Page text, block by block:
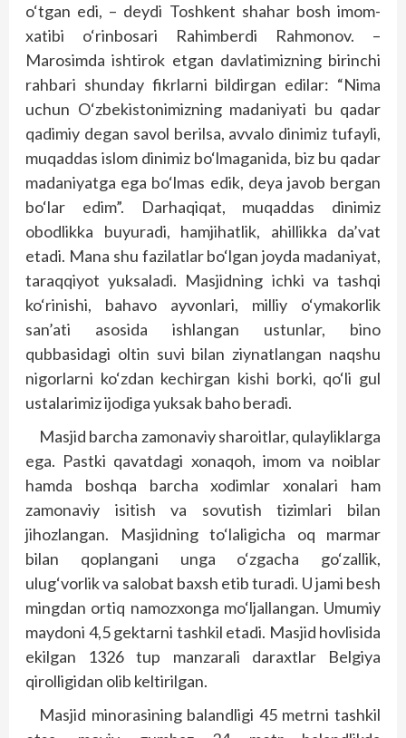
o‘tgan edi, – deydi Toshkent shahar bosh imom-
xatibi o‘rinbosari Rahimberdi Rahmonov. –
Marosimda ishtirok etgan davlatimizning birinchi
rahbari shunday fikrlarni bildirgan edilar: “Nima
uchun O‘zbekistonimizning madaniyati bu qadar
qadimiy degan savol berilsa, avvalo dinimiz tufayli,
muqaddas islom dinimiz bo‘lmaganida, biz bu qadar
madaniyatga ega bo‘lmas edik, deya javob bergan
bo‘lar edim”. Darhaqiqat, muqaddas dinimiz
obodlikka buyuradi, hamjihatlik, ahillikka da’vat
etadi. Mana shu fazilatlar bo‘lgan joyda madaniyat,
taraqqiyot yuksaladi. Masjidning ichki va tashqi
ko‘rinishi, bahavo ayvonlari, milliy o‘ymakorlik
san’ati asosida ishlangan ustunlar, bino
qubbasidagi oltin suvi bilan ziynatlangan naqshu
nigorlarni ko‘zdan kechirgan kishi borki, qo‘li gul
ustalarimiz ijodiga yuksak baho beradi.
Masjid barcha zamonaviy sharoitlar, qulayliklarga
ega. Pastki qavatdagi xonaqoh, imom va noiblar
hamda boshqa barcha xodimlar xonalari ham
zamonaviy isitish va sovutish tizimlari bilan
jihozlangan. Masjidning to‘laligicha oq marmar
bilan qoplangani unga o‘zgacha go‘zallik,
ulug‘vorlik va salobat baxsh etib turadi. U jami besh
mingdan ortiq namozxonga mo‘ljallangan. Umumiy
maydoni 4,5 gektarni tashkil etadi. Masjid hovlisida
ekilgan 1326 tup manzarali daraxtlar Belgiya
qirolligidan olib keltirilgan.
Masjid minorasining balandligi 45 metrni tashkil